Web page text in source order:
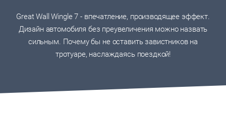
Great Wall Wingle 7 - впечатление, производящее эффект.
Дизайн автомобиля без преувеличения можно назвать
сильным. Почему бы не оставить завистников на
тротуаре, наслаждаясь поездкой!